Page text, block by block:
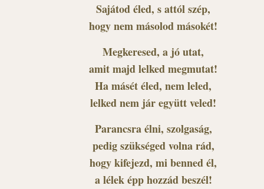
Sajátod éled, s attól szép,
hogy nem másolod másokét!
Megkeresed, a jó utat,
amit majd lelked megmutat!
Ha másét éled, nem leled,
lelked nem jár együtt veled!
Parancsra élni, szolgaság,
pedig szükséged volna rád,
hogy kifejezd, mi benned él,
a lélek épp hozzád beszél!